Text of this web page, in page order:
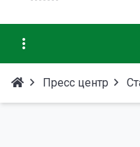
Пресс центр